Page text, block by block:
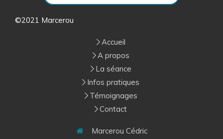
©2021 Marcerou
Accueil
A propos
La séance
Infos pratiques
Témoignages
Contact
Marcerou Cédric